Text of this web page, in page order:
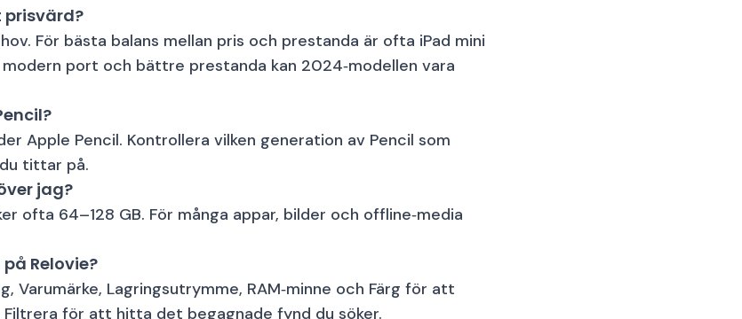
prisvärd?
För bästa balans mellan pris och prestanda är ofta iPad mini
port och bättre prestanda kan 2024‑modellen vara
Apple Pencil. Kontrollera vilken generation av Pencil som
tittar på.
jag?
ofta 64–128 GB. För många appar, bilder och offline‑media
Relovie?
Varumärke, Lagringsutrymme, RAM‑minne och Färg för att
för att hitta det begagnade fynd du söker.